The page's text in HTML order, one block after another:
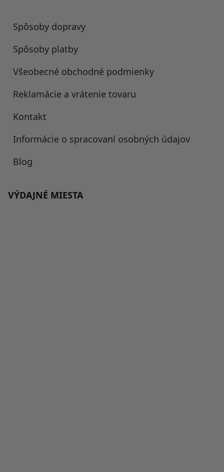
Spôsoby dopravy
Spôsoby platby
Všeobecné obchodné podmienky
Reklamácie a vrátenie tovaru
Kontakt
Informácie o spracovaní osobných údajov
Blog
VÝDAJNÉ MIESTA